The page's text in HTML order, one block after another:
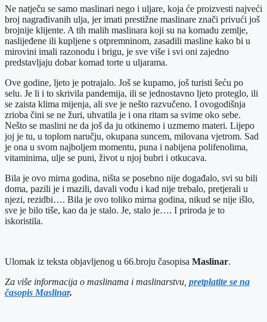
Ne natječu se samo maslinari nego i uljare, koja će proizvesti najveći
broj nagrađivanih ulja, jer imati prestižne maslinare znači privući još
brojnije klijente. A tih malih maslinara koji su na komadu zemlje,
naslijeđene ili kupljene s otpremninom, zasadili masline kako bi u
mirovini imali razonodu i brigu, je sve više i svi oni zajedno
predstavljaju dobar komad torte u uljarama.
Ove godine, ljeto je potrajalo. Još se kupamo, još turisti šeću po
selu. Je li i to skrivila pandemija, ili se jednostavno ljeto proteglo, ili
se zaista klima mijenja, ali sve je nešto razvučeno. I ovogodišnja
zrioba čini se ne žuri, uhvatila je i ona ritam sa svime oko sebe.
Nešto se maslini ne da još da ju otkinemo i uzmemo materi. Lijepo
joj je tu, u toplom naručju, okupana suncem, milovana vjetrom. Sad
je ona u svom najboljem momentu, puna i nabijena polifenolima,
vitaminima, ulje se puni, život u njoj bubri i otkucava.
Bila je ovo mirna godina, ništa se posebno nije događalo, svi su bili
doma, pazili je i mazili, davali vodu i kad nije trebalo, pretjerali u
njezi, rezidbi…. Bila je ovo toliko mirna godina, nikud se nije išlo,
sve je bilo tiše, kao da je stalo. Je, stalo je…. I priroda je to
iskoristila.
Ulomak iz teksta objavljenog u 66.broju časopisa Maslinar.
Za više informacija o maslinama i maslinarstvu, pretplatite se na
časopis Maslinar.